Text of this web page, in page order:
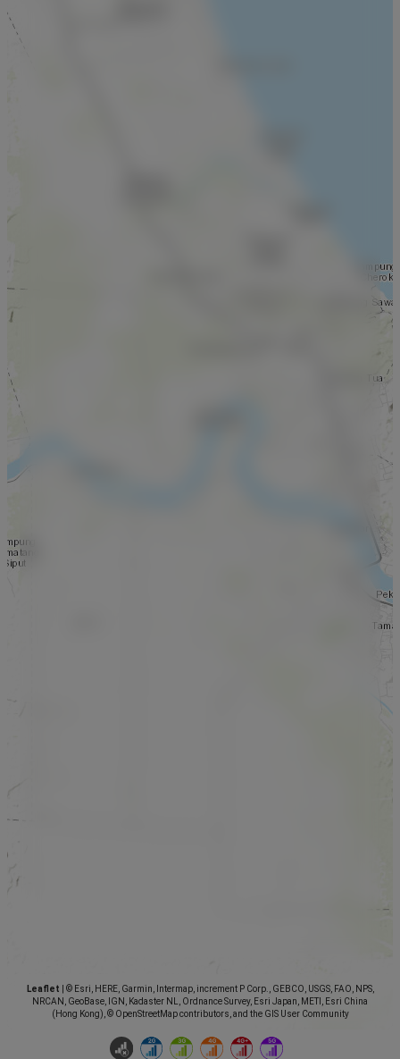
Leaflet
© Esri, HERE, Garmin, Intermap, increment P Corp., GEBCO, USGS, FAO, NPS,
NRCAN, GeoBase, IGN, Kadaster NL, Ordnance Survey, Esri Japan, METI, Esri China
(Hong Kong), © OpenStreetMap contributors, and the GIS User Community